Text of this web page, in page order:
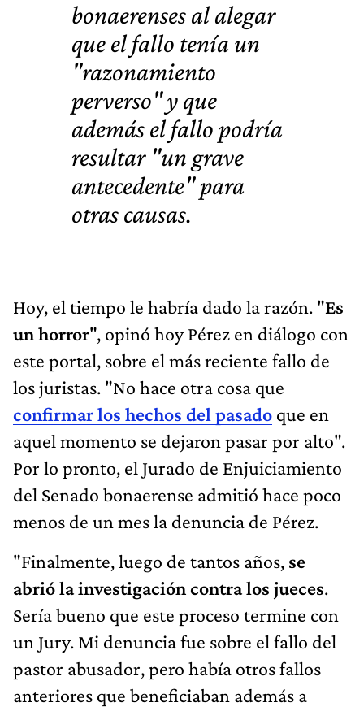
bonaerenses al alegar
que el fallo tenía un
"razonamiento
perverso" y que
además el fallo podría
resultar "un grave
antecedente"para
otras causas.
Hoy, el tiempo le habría dado la razón. "Es
un horror", opinó hoy Pérez en diálogo con
este portal, sobre el más reciente fallo de
los juristas. "No hace otra cosa que
confirmar los hechos del pasado que en
aquel momento se dejaron pasar por alto".
Por lo pronto, el Jurado de Enjuiciamiento
del Senado bonaerense admitió hace poco
menos de un mes la denuncia de Pérez.
"Finalmente, luego de tantos años, se
abrió la investigación contra los jueces.
Sería bueno que este proceso termine con
un Jury. Mi denuncia fue sobre el fallo del
pastor abusador, pero había otros fallos
anteriores que beneficiaban además a